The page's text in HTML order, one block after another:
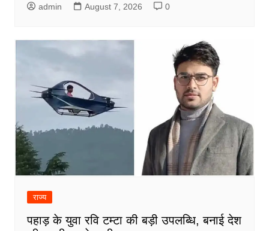
admin August 7, 2026 0
राज्य
पहाड़ के युवा रवि टम्टा की बड़ी उपलब्धि, बनाई देश